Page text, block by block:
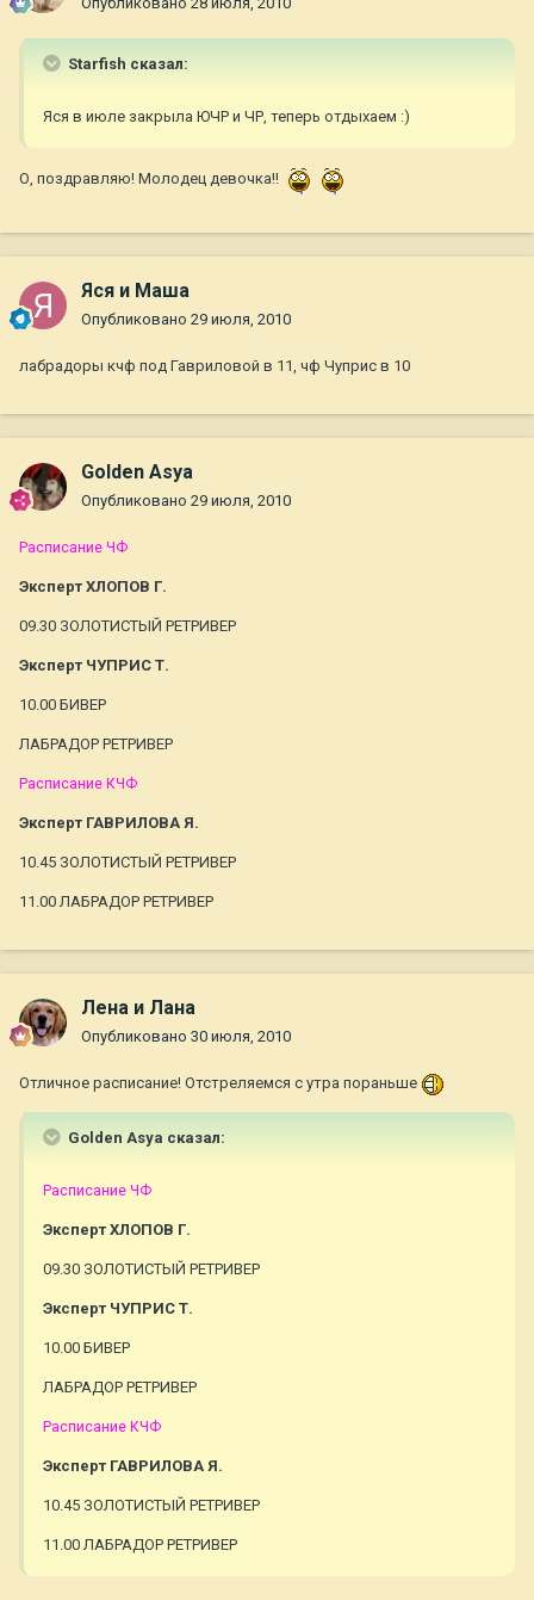
Starfish сказал:
Яся в июле закрыла ЮЧР и ЧР, теперь отдыхаем :)
О, поздравляю! Молодец девочка!!
Яся и Маша
Опубликовано 29 июля, 2010
лабрадоры кчф под Гавриловой в 11, чф Чуприс в 10
Golden Asya
Опубликовано 29 июля, 2010
Расписание ЧФ
Эксперт ХЛОПОВ Г.
09.30 ЗОЛОТИСТЫЙ РЕТРИВЕР
Эксперт ЧУПРИС Т.
10.00 БИВЕР
ЛАБРАДОР РЕТРИВЕР
Расписание КЧФ
Эксперт ГАВРИЛОВА Я.
10.45 ЗОЛОТИСТЫЙ РЕТРИВЕР
11.00 ЛАБРАДОР РЕТРИВЕР
Лена и Лана
Опубликовано 30 июля, 2010
Отличное расписание! Отстреляемся с утра пораньше
Golden Asya сказал:
Расписание ЧФ
Эксперт ХЛОПОВ Г.
09.30 ЗОЛОТИСТЫЙ РЕТРИВЕР
Эксперт ЧУПРИС Т.
10.00 БИВЕР
ЛАБРАДОР РЕТРИВЕР
Расписание КЧФ
Эксперт ГАВРИЛОВА Я.
10.45 ЗОЛОТИСТЫЙ РЕТРИВЕР
11.00 ЛАБРАДОР РЕТРИВЕР